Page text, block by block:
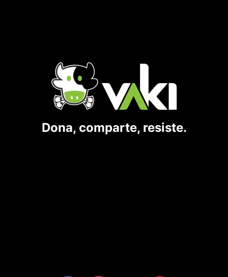
Dona, comparte, resiste.